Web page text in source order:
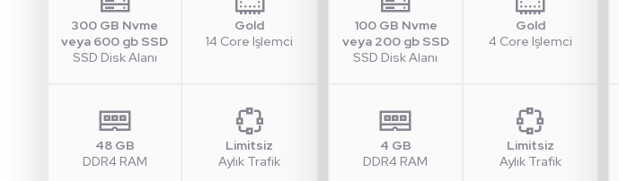
300 GB Nvme
veya 600 gb SSD
SSD Disk Alanı
Gold
14 Core Işlemci
48 GB
DDR4 RAM
Limitsiz
Aylık Trafik
100 GB Nvme
veya 200 gb SSD
SSD Disk Alanı
Gold
4 Core Işlemci
4 GB
DDR4 RAM
Limitsiz
Aylık Trafik